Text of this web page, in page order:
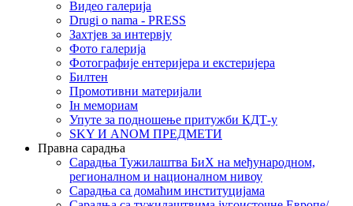
Видео галерија
Drugi o nama - PRESS
Захтјев за интервју
Фото галерија
Фотографије ентеријера и екстеријера
Билтен
Промотивни материјали
Iн мемориам
Упуте за подношење притужби КДТ-у
SKY И ANOM ПРЕДМЕТИ
Правна сарадња
Сарадња Тужилаштва БиХ на међународном,
регионалном и националном нивоу
Сарадња са домаћим институцијама